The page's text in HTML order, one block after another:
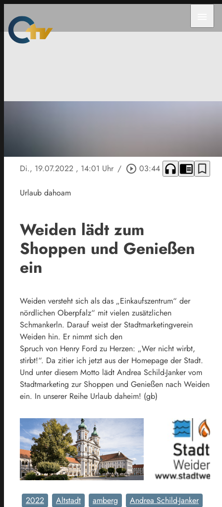
Di., 19.07.2022 , 14:01 Uhr / play_circle_outline 03:44 headphones chrome_reader_mode bookmark_border
Urlaub dahoam
Weiden lädt zum
Shoppen und Genießen
ein
Weiden versteht sich als das „Einkaufszentrum“ der
nördlichen Oberpfalz“ mit vielen zusätzlichen
Schmankerln. Darauf weist der Stadtmarketingverein
Weiden hin. Er nimmt sich den
Spruch von Henry Ford zu Herzen: „Wer nicht wirbt,
stirbt!“. Da zitier ich jetzt aus der Homepage der Stadt.
Und unter diesem Motto lädt Andrea Schild-Janker vom
Stadtmarketing zur Shoppen und Genießen nach Weiden
ein. In unserer Reihe Urlaub daheim! (gb)
2022 Altstadt amberg
Andrea Schild-Janker